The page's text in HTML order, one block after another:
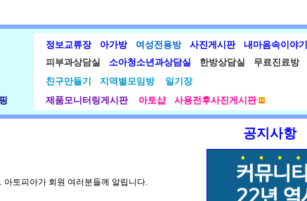
정보교류장 아가방 여성전용방 사진게시판 내마음속이야기
피부과상담실 소아청소년과상담실 한방상담실 무료진료방
친구만들기 지역별모임방
일기장
제품모니터링게시판 아토샵 사용전후사진게시판
공지사항
아토피아가 회원 여러분들께 알립니다.